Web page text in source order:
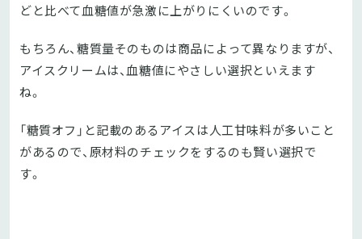
どと比べて血糖値が急激に上がりにくいのです。
もちろん、糖質量そのものは商品によって異なりますが、
アイスクリームは、血糖値にやさしい選択といえます
ね。
「糖質オフ」と記載のあるアイスは人工甘味料が多いこと
があるので、原材料のチェックをするのも賢い選択で
す。